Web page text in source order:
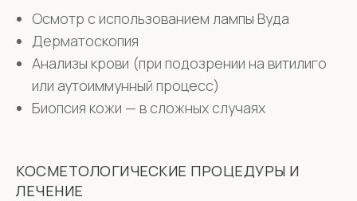
Осмотр с использованием лампы Вуда
Дерматоскопия
Анализы крови (при подозрении на витилиго
или аутоиммунный процесс)
Биопсия кожи — в сложных случаях
КОСМЕТОЛОГИЧЕСКИЕ ПРОЦЕДУРЫ И
ЛЕЧЕНИЕ